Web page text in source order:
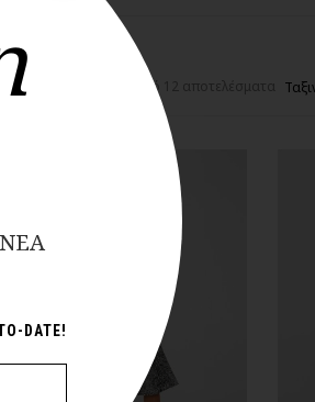
DATE!
Εμφάνιση 1-12 από 12 αποτελέσματα